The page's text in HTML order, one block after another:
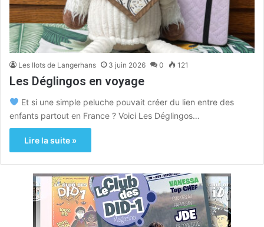
Les Ilots de Langerhans 3 juin 2026 0 121
Les Déglingos en voyage
Et si une simple peluche pouvait créer du lien entre des
enfants partout en France ? Voici Les Déglingos…
Lire la suite »